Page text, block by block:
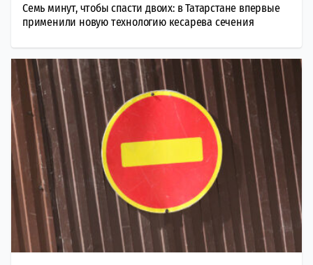
Семь минут, чтобы спасти двоих: в Татарстане впервые
применили новую технологию кесарева сечения